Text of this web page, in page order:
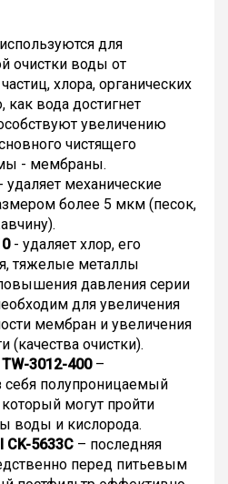
для
очистки воды от
хлора, органических
как вода достигнет
увеличению
чистящего
- мембраны.
удаляет механические
более 5 мкм (песок,
- удаляет хлор, его
тяжелые металлы
давления серии
для увеличения
мембран и увеличения
(качества очистки).
3012-400–
себя полупроницаемый
могут пройти
воды и кислорода.
CK-5633C – последняя
перед питьевым